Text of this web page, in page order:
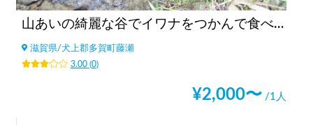
山あいの綺麗な谷でイワナをつかんで食べる
滋賀県/犬上郡多賀町藤瀬
3.00(0)
¥2,000〜 /1人